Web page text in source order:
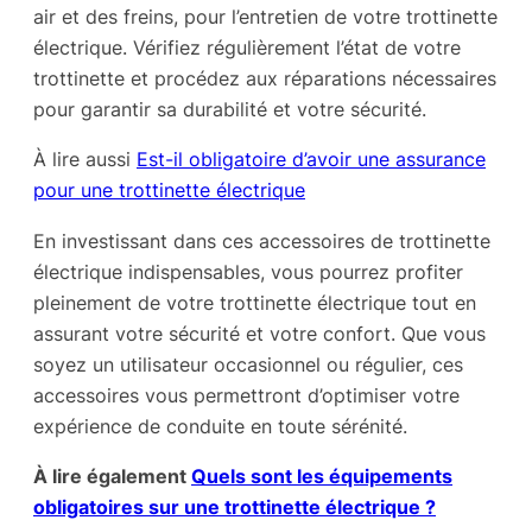
air et des freins, pour l’entretien de votre trottinette
électrique. Vérifiez régulièrement l’état de votre
trottinette et procédez aux réparations nécessaires
pour garantir sa durabilité et votre sécurité.
À lire aussi Est-il obligatoire d’avoir une assurance
pour une trottinette électrique
En investissant dans ces accessoires de trottinette
électrique indispensables, vous pourrez profiter
pleinement de votre trottinette électrique tout en
assurant votre sécurité et votre confort. Que vous
soyez un utilisateur occasionnel ou régulier, ces
accessoires vous permettront d’optimiser votre
expérience de conduite en toute sérénité.
À lire également Quels sont les équipements
obligatoires sur une trottinette électrique ?